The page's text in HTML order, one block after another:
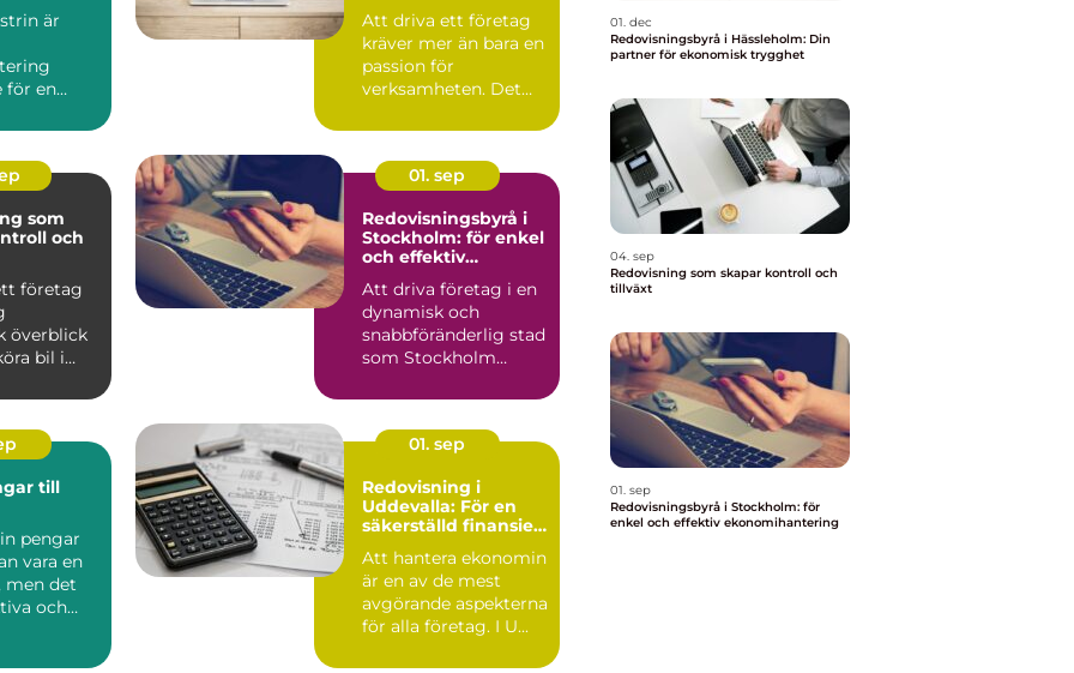
är
för en
Att driva ett företag
kräver mer än bara en
passion för
verksamheten. Det
som
och
företag
överblick
bil i
01. sep
Redovisningsbyrå i
Stockholm: för enkel
och effektiv
Att driva företag i en
dynamisk och
snabbföränderlig stad
som Stockholm
till
pengar
vara en
men det
och
01. sep
Redovisning i
Uddevalla: För en
säkerställd finansiell
Att hantera ekonomin
är en av de mest
avgörande aspekterna
för alla företag. I U...
01. dec
Redovisningsbyrå i Hässleholm: Din
partner för ekonomisk trygghet
04. sep
Redovisning som skapar kontroll och
tillväxt
01. sep
Redovisningsbyrå i Stockholm: för
enkel och effektiv ekonomihantering